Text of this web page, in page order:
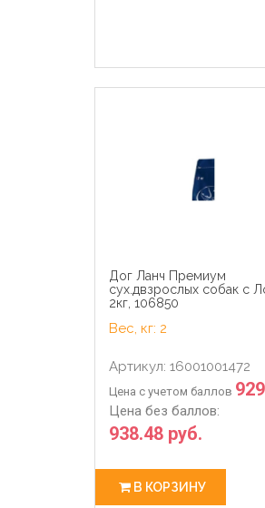
Дог Ланч Премиум
сух.двзрослых собак с
2кг, 106850
Вес, кг: 2
Артикул: 16001001472
Цена с учетом баллов
Цена без баллов:
938.48 руб.
В КОРЗИНУ